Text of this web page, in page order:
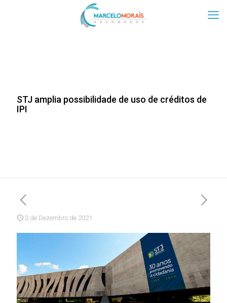
STJ amplia possibilidade de uso de créditos de
IPI
3 de Dezembro de 2021